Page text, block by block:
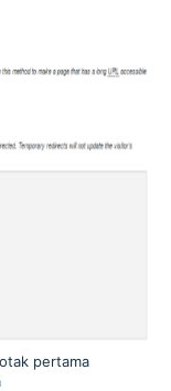
pertama